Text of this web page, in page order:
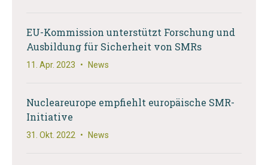
EU-Kommission unterstützt Forschung und
Ausbildung für Sicherheit von SMRs
11. Apr. 2023 • News
Nucleareurope empfiehlt europäische SMR-
Initiative
31. Okt. 2022 • News